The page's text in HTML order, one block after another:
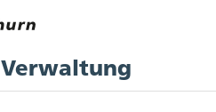
Verwaltung